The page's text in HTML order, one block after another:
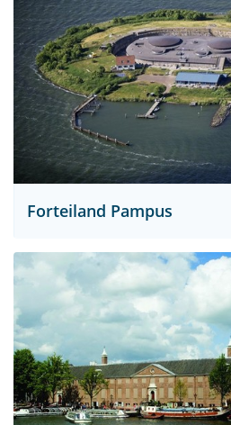
Forteiland Pampus